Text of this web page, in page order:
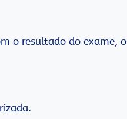
o resultado do exame,